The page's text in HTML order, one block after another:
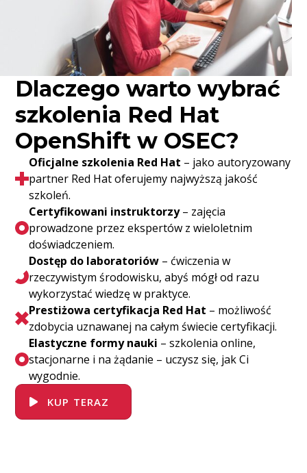
Dlaczego warto wybrać
szkolenia Red Hat
OpenShift w OSEC?
Oficjalne szkolenia Red Hat – jako autoryzowany
partner Red Hat oferujemy najwyższą jakość
szkoleń.
Certyfikowani instruktorzy– zajęcia
prowadzone przez ekspertów z wieloletnim
doświadczeniem.
Dostęp do laboratoriów – ćwiczenia w
rzeczywistym środowisku, abyś mógł od razu
wykorzystać wiedzę w praktyce.
Prestiżowa certyfikacja Red Hat – możliwość
zdobycia uznawanej na całym świecie certyfikacji.
Elastyczne formy nauki – szkolenia online,
stacjonarne i na żądanie – uczysz się, jak Ci
wygodnie.
KUP TERAZ